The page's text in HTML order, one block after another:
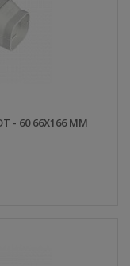
- 60 66X166 MM